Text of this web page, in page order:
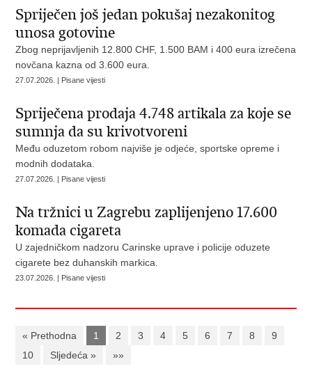
Spriječen još jedan pokušaj nezakonitog
unosa gotovine
Zbog neprijavljenih 12.800 CHF, 1.500 BAM i 400 eura izrečena
novčana kazna od 3.600 eura.
27.07.2026. | Pisane vijesti
Spriječena prodaja 4.748 artikala za koje se
sumnja da su krivotvoreni
Među oduzetom robom najviše je odjeće, sportske opreme i
modnih dodataka.
27.07.2026. | Pisane vijesti
Na tržnici u Zagrebu zaplijenjeno 17.600
komada cigareta
U zajedničkom nadzoru Carinske uprave i policije oduzete
cigarete bez duhanskih markica.
23.07.2026. | Pisane vijesti
« Prethodna 1 2 3 4 5 6 7 8
9
10
Sljedeća » »»